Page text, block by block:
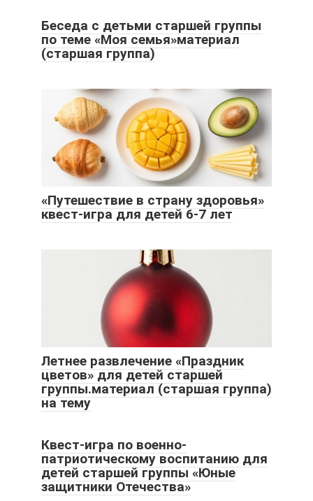
Беседа с детьми старшей группы
по теме «Моя семья»материал
(старшая группа)
«Путешествие в страну здоровья»
квест-игра для детей 6-7 лет
Летнее развлечение «Праздник
цветов» для детей старшей
группы.материал (старшая группа)
на тему
Квест-игра по военно-
патриотическому воспитанию для
детей старшей группы «Юные
защитники Отечества»